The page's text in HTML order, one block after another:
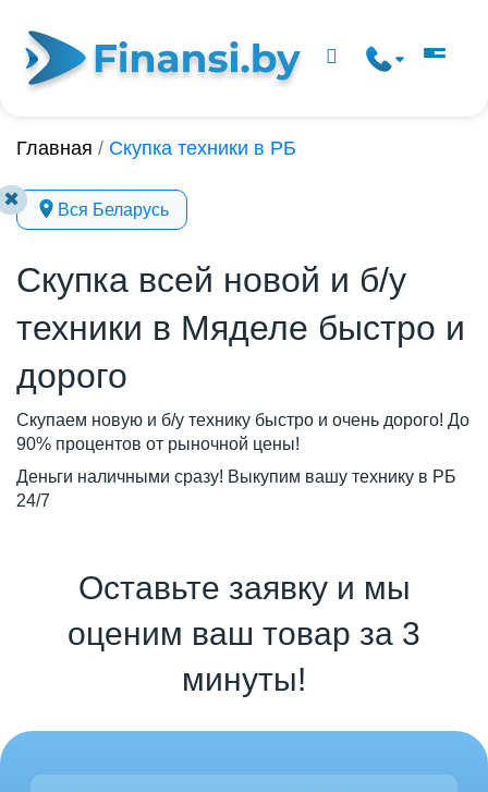
✖
Главная / Скупка техники в РБ
Вся Беларусь
Скупка всей новой и б/у
техники в Мяделе быстро и
дорого
Скупаем новую и б/у технику быстро и очень дорого! До
90% процентов от рыночной цены!
Деньги наличными сразу! Выкупим вашу технику в РБ
24/7
Оставьте заявку и мы
оценим ваш товар за 3
минуты!